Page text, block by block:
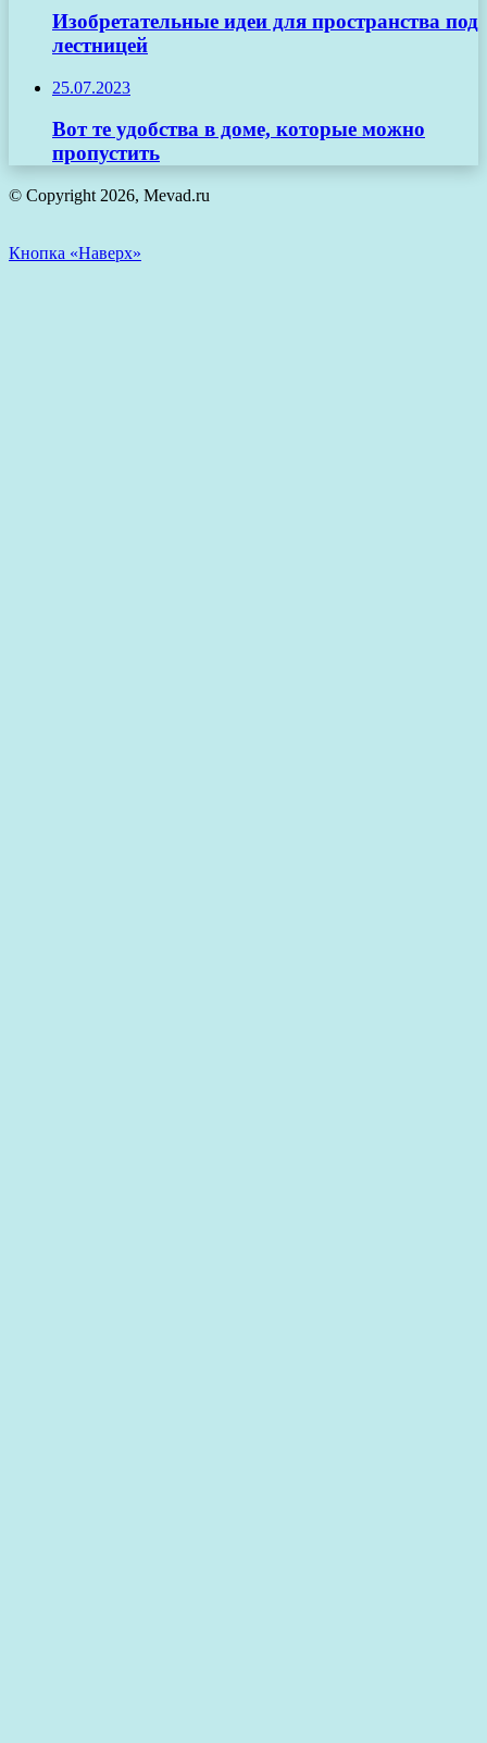
Изобретательные идеи для пространства под
лестницей
25.07.2023
Вот те удобства в доме, которые можно
пропустить
© Copyright 2026, Mevad.ru
Кнопка «Наверх»